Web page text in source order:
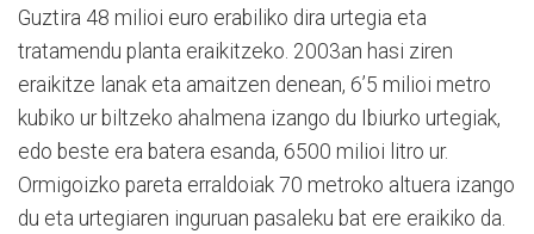
Guztira 48 milioi euro erabiliko dira urtegia eta
tratamendu planta eraikitzeko. 2003an hasi ziren
eraikitze lanak eta amaitzen denean, 6’5 milioi metro
kubiko ur biltzeko ahalmena izango du Ibiurko urtegiak,
edo beste era batera esanda, 6500 milioi litro ur.
Ormigoizko pareta erraldoiak 70 metroko altuera izango
du eta urtegiaren inguruan pasaleku bat ere eraikiko da.